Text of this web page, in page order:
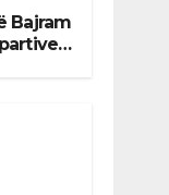
Bajram